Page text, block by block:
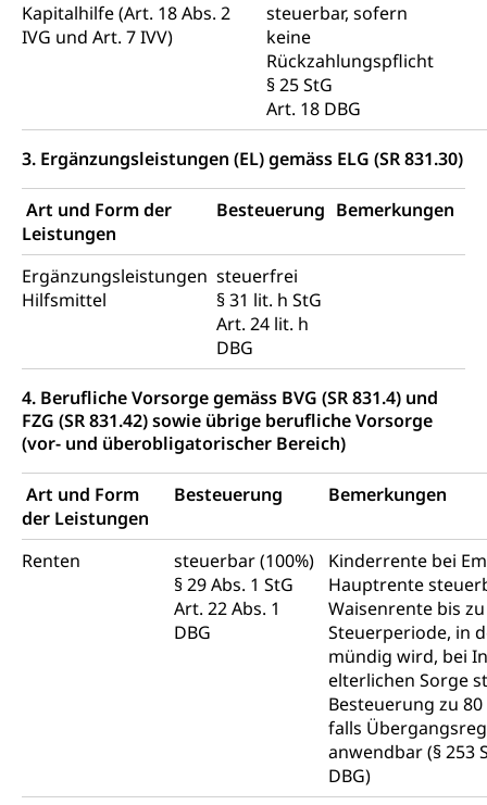
Kapitalhilfe (Art. 18 Abs. 2
IVG und Art. 7 IVV)
steuerbar, sofern
keine
Rückzahlungspflicht
§ 25 StG
Art. 18 DBG
3. Ergänzungsleistungen (EL) gemäss ELG (SR 831.30)
Art und Form der
Leistungen
Besteuerung Bemerkungen
Ergänzungsleistungen
Hilfsmittel
steuerfrei
§ 31 lit. h StG
Art. 24 lit. h
DBG
4. Berufliche Vorsorge gemäss BVG (SR 831.4) und
FZG (SR 831.42) sowie übrige berufliche Vorsorge
(vor- und überobligatorischer Bereich)
Art und Form
der Leistungen
Besteuerung Bemerkungen
Renten
steuerbar (100%)
§ 29 Abs. 1 StG
Art. 22 Abs. 1
DBG
Kinderrente bei
Hauptrente
Waisenrente bis
Steuerperiode, in
mündig wird, bei
elterlichen Sorge
Besteuerung zu 80
falls
anwendbar (§ 253
DBG)